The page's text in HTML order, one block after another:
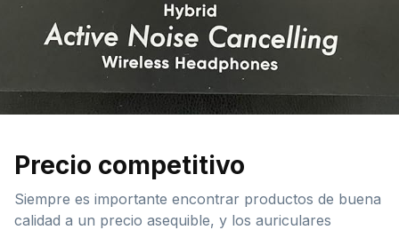
Precio competitivo
Siempre es importante encontrar productos de buena
calidad a un precio asequible, y los auriculares